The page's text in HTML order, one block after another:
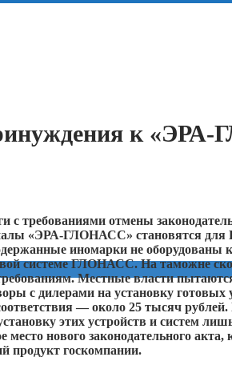
к
отмены
«ЭРА-ГЛОНАСС» становятся
иномарки не оборудованы
системе ГЛОНАСС. На таможне
Местные власти
с дилерами на установку готовых
— около 25 тысяч рублей.
этих устройств и систем
место нового законодательного
продукт госкомпании.